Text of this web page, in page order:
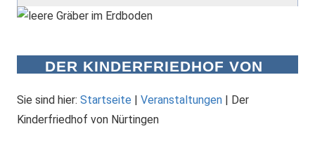
DER KINDERFRIEDHOF VON
Sie sind hier: Startseite | Veranstaltungen | Der
Kinderfriedhof von Nürtingen